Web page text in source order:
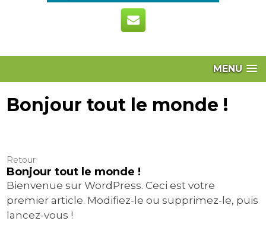
MENU
Bonjour tout le monde !
Retour
Bonjour tout le monde !
Bienvenue sur WordPress. Ceci est votre
premier article. Modifiez-le ou supprimez-le, puis
lancez-vous !